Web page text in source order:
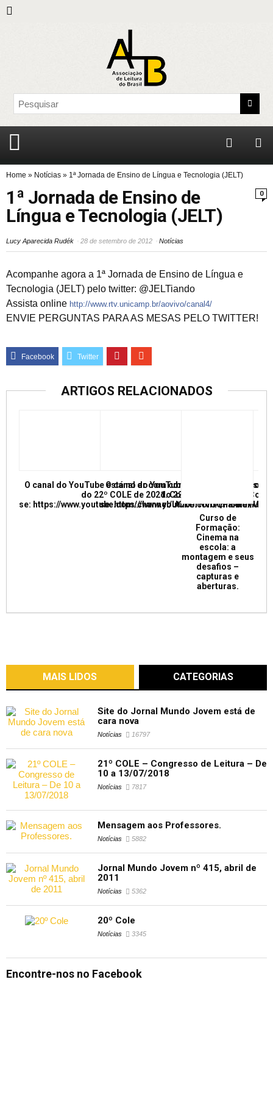
Home » Notícias » 1ª Jornada de Ensino de Língua e Tecnologia (JELT)
0
1ª Jornada de Ensino de
Língua e Tecnologia (JELT)
Lucy Aparecida Rudék 28 de setembro de 2012 Notícias
Acompanhe agora a 1ª Jornada de Ensino de Língua e
Tecnologia (JELT) pelo twitter: @JELTiando
Assista online http://www.rtv.unicamp.br/aovivo/canal4/
ENVIE PERGUNTAS PARA AS MESAS PELO TWITTER!
ARTIGOS RELACIONADOS
O canal do YouTube está no ar com conferências e mesas
do 22º COLE de 2021. Confira e inscreva
se: https://www.youtube.com/channel/
O canal do YouTube está no ar com
do 22º COLE de 2021.
se: https://www.youtube.com/channel/
Curso de
Formação:
Cinema na
escola: a
montagem e seus
desafios –
capturas e
aberturas.
MAIS LIDOS CATEGORIAS
Site do Jornal Mundo Jovem está de
cara nova
Notícias 16797
21º COLE – Congresso de Leitura – De
10 a 13/07/2018
Notícias 7817
Mensagem aos Professores.
Notícias 5882
Jornal Mundo Jovem nº 415, abril de
2011
Notícias 5362
20º Cole
Notícias 3345
Encontre-nos no Facebook